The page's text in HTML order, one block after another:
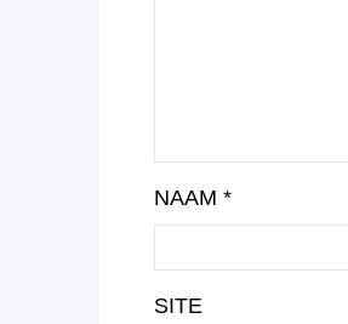
NAAM *
SITE